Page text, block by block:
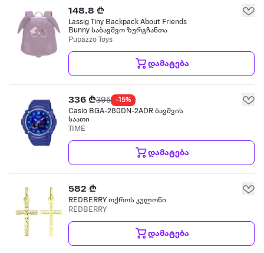
148.8 ₾
Lassig Tiny Backpack About Friends
Bunny საბავშვო ზურგჩანთა
Pupazzo Toys
დამატება
336 ₾395
-15%
Casio BGA-280DN-2ADR ბავშვის
საათი
TIME
დამატება
582 ₾
REDBERRY ოქროს კულონი
REDBERRY
დამატება